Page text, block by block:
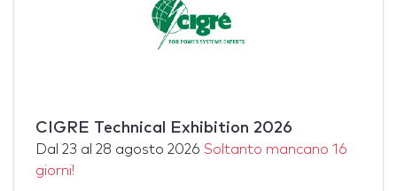
CIGRE Technical Exhibition 2026
Dal 23 al 28 agosto 2026 Soltanto mancano 16
giorni!